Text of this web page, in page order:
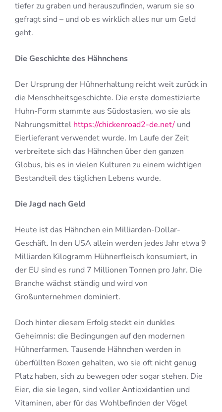
tiefer zu graben und herauszufinden, warum sie so
gefragt sind – und ob es wirklich alles nur um Geld
geht.
Die Geschichte des Hähnchens
Der Ursprung der Hühnerhaltung reicht weit zurück in
die Menschheitsgeschichte. Die erste domestizierte
Huhn-Form stammte aus Südostasien, wo sie als
Nahrungsmittel https://chickenroad2-de.net/ und
Eierlieferant verwendet wurde. Im Laufe der Zeit
verbreitete sich das Hähnchen über den ganzen
Globus, bis es in vielen Kulturen zu einem wichtigen
Bestandteil des täglichen Lebens wurde.
Die Jagd nach Geld
Heute ist das Hähnchen ein Milliarden-Dollar-
Geschäft. In den USA allein werden jedes Jahr etwa 9
Milliarden Kilogramm Hühnerfleisch konsumiert, in
der EU sind es rund 7 Millionen Tonnen pro Jahr. Die
Branche wächst ständig und wird von
Großunternehmen dominiert.
Doch hinter diesem Erfolg steckt ein dunkles
Geheimnis: die Bedingungen auf den modernen
Hühnerfarmen. Tausende Hähnchen werden in
überfüllten Boxen gehalten, wo sie oft nicht genug
Platz haben, sich zu bewegen oder sogar stehen. Die
Eier, die sie legen, sind voller Antioxidantien und
Vitaminen, aber für das Wohlbefinden der Vögel